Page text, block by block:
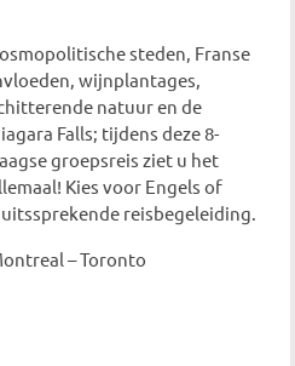
steden, Franse
wijnplantages,
natuur en de
Falls; tijdens deze 8-
groepsreis ziet u het
Kies voor Engels of
reisbegeleiding.
– Toronto